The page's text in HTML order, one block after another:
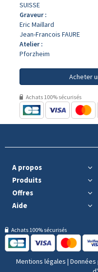
SUISSE
Graveur :
Eric Maillard
Jean-Francois FAURE
Atelier :
Pforzheim
Acheter
Achats 100% sécurisés
A propos
Produits
Offres
Aide
Achats 100% sécurisés
Mentions légales |